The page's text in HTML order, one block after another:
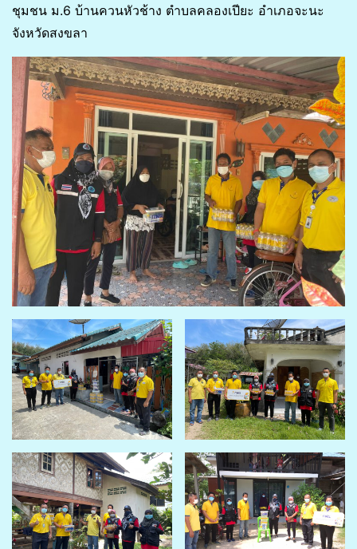
ชุมชน ม.6 บ้านควนหัวช้าง ตำบลคลองเปียะ อำเภอจะนะ
จังหวัดสงขลา